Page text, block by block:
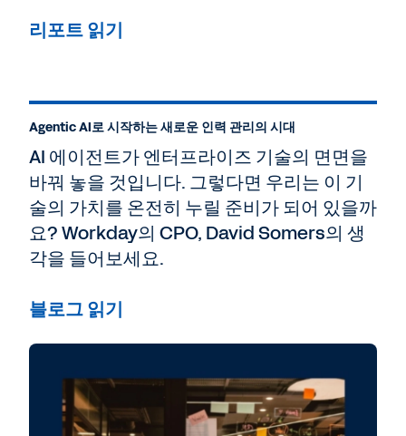
이제 AI와 Workday Agent System of Record
잠재력을 극대화할 수 있는지 살펴보겠습니다.
AI 에이전트는 주변 환경의 세부적인 내용을 인
식하고, 다음 단계를 처리 및 추론하며, 해당 단
계를 실행하여 구체적인 목표를 달성하는 시스
템입니다. 또한 경험을 통해 학습하고, 이러한 학
습 내용을 메모리에 저장하여 향후 반복 작업을
개선할 수 있습니다. 이러한 에이전트와 기능이
바로 기업 환경에 구현된 차세대 AI를 잘 보여줍
니다.
걸고 있습니다. CEO인 Carl Eschenbach에게
Carl Eschenbach:감히 말씀드리건대 AI의 잠
재력은 과거의 모든 기술 혁명을 합친 것보다 더
클 것입니다. AI는 강력한 기술입니다. 기업의 모
리포트 읽기
Agentic AI로 시작하는 새로운 인력 관리의 시대
AI 에이전트가 엔터프라이즈 기술의 면면을
바꿔 놓을 것입니다. 그렇다면 우리는 이 기
술의 가치를 온전히 누릴 준비가 되어 있을까
요? Workday의 CPO, David Somers의 생
각을 들어보세요.
블로그 읽기